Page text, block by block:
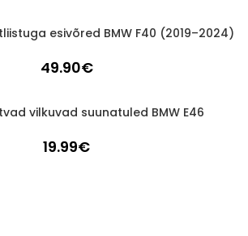
esivõred BMW F40 (2019–2024)
49.90€
vilkuvad suunatuled BMW E46
19.99€